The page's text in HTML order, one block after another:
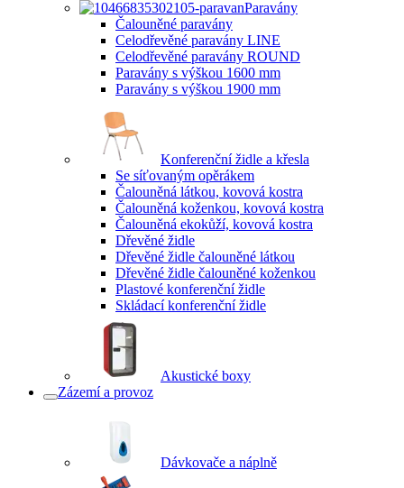
Paravány
Čalouněné paravány
Celodřevěné paravány LINE
Celodřevěné paravány ROUND
Paravány s výškou 1600 mm
Paravány s výškou 1900 mm
Konferenční židle a křesla
Se síťovaným opěrákem
Čalouněná látkou, kovová kostra
Čalouněná koženkou, kovová kostra
Čalouněná ekokůží, kovová kostra
Dřevěné židle
Dřevěné židle čalouněné látkou
Dřevěné židle čalouněné koženkou
Plastové konferenční židle
Skládací konferenční židle
Akustické boxy
Zázemí a provoz
Dávkovače a náplně